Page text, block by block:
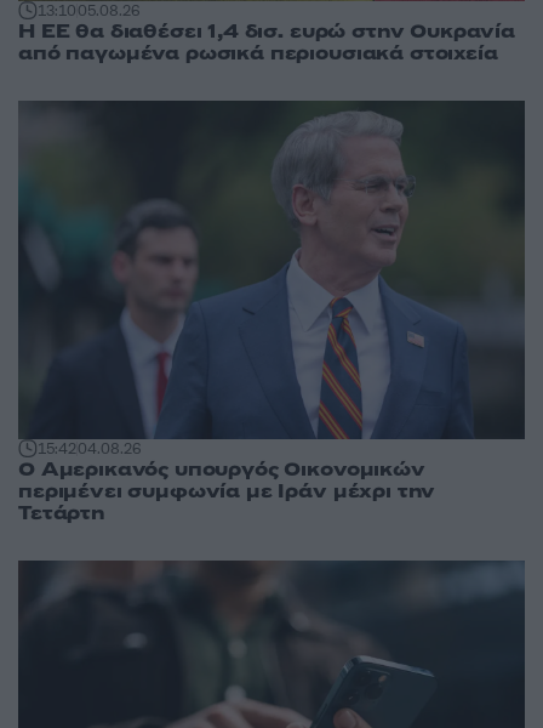
13:1005.08.26
Η ΕΕ θα διαθέσει 1,4 δισ. ευρώ στην Ουκρανία
από παγωμένα ρωσικά περιουσιακά στοιχεία
15:4204.08.26
Ο Αμερικανός υπουργός Οικονομικών
περιμένει συμφωνία με Ιράν μέχρι την
Τετάρτη